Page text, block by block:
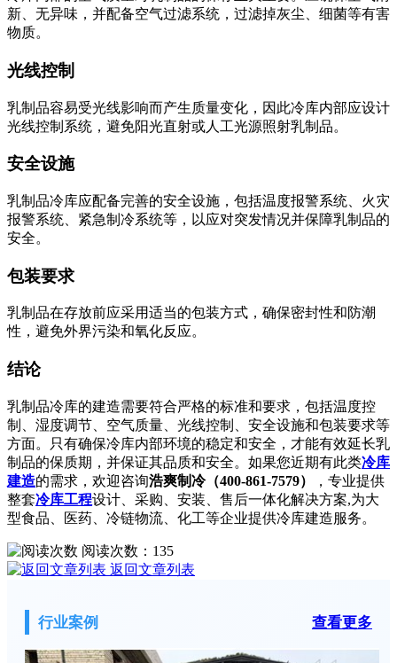
新、无异味，并配备空气过滤系统，过滤掉灰尘、细菌等有害
物质。
光线控制
乳制品容易受光线影响而产生质量变化，因此冷库内部应设计
光线控制系统，避免阳光直射或人工光源照射乳制品。
安全设施
乳制品冷库应配备完善的安全设施，包括温度报警系统、火灾
报警系统、紧急制冷系统等，以应对突发情况并保障乳制品的
安全。
包装要求
乳制品在存放前应采用适当的包装方式，确保密封性和防潮
性，避免外界污染和氧化反应。
结论
乳制品冷库的建造需要符合严格的标准和要求，包括温度控
制、湿度调节、空气质量、光线控制、安全设施和包装要求等
方面。只有确保冷库内部环境的稳定和安全，才能有效延长乳
制品的保质期，并保证其品质和安全。如果您近期有此类冷库
建造的需求，欢迎咨询浩爽制冷（400-861-7579）
，专业提供
整套冷库工程设计、采购、安装、售后一体化解决方案,为大
型食品、医药、冷链物流、化工等企业提供冷库建造服务。
阅读次数： 135
返回文章列表
行业案例 查看更多